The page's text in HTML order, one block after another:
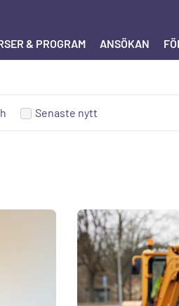
& PROGRAM ANSÖKAN
Senaste nytt